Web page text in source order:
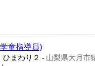
童指導員)
まわり２ - 山梨県大月市